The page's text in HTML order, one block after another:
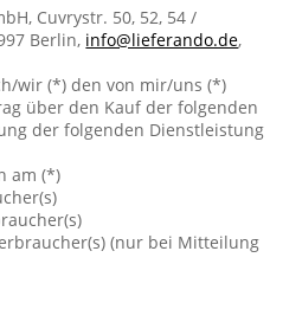
Cuvrystr. 50, 52, 54 /
Berlin, info@lieferando.de,
wir (*) den von mir/uns (*)
über den Kauf der folgenden
der folgenden Dienstleistung
am (*)
(nur bei Mitteilung